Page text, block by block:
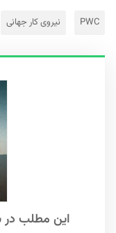
PWC نیروی کار جهانی